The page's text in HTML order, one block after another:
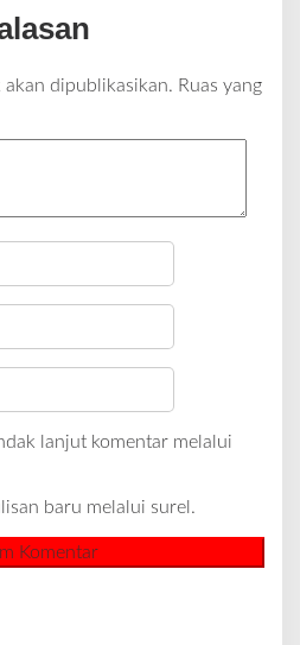
akan dipublikasikan. Ruas yang
lanjut komentar melalui
baru melalui surel.